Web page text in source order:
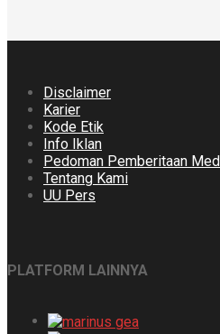
Disclaimer
Karier
Kode Etik
Info Iklan
Pedoman Pemberitaan
Tentang Kami
UU Pers
PLATFORM LAINNYA